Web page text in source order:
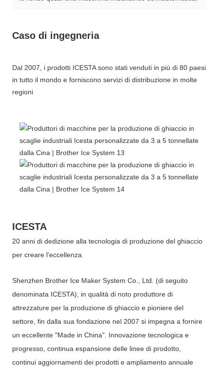
Caso di ingegneria
Dal 2007, i prodotti ICESTA sono stati venduti in più di 80 paesi
in tutto il mondo e forniscono servizi di distribuzione in molte
regioni
ICESTA
20 anni di dedizione alla tecnologia di produzione del ghiaccio
per creare l'eccellenza.
Shenzhen Brother Ice Maker System Co., Ltd. (di seguito
denominata ICESTA), in qualità di noto produttore di
attrezzature per la produzione di ghiaccio e pioniere del
settore, fin dalla sua fondazione nel 2007 si impegna a fornire
un eccellente "Made in China". Innovazione tecnologica e
progresso, continua espansione delle linee di prodotto,
continui aggiornamenti dei prodotti e ampliamento annuale